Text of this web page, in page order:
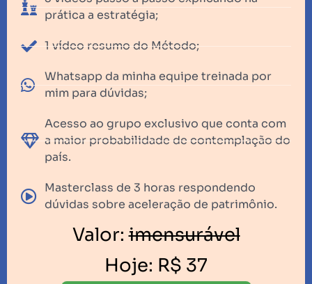
prática a estratégia;
1 vídeo resumo do Método;
Whatsapp da minha equipe treinada por
mim para dúvidas;
Acesso ao grupo exclusivo que conta com
a maior probabilidade de contemplação do
país.
Masterclass de 3 horas respondendo
dúvidas sobre aceleração de patrimônio.
Valor:imensurável
Hoje: R$ 37